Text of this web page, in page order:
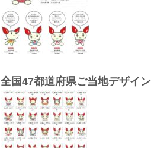
全国47都道府県ご当地デザイン